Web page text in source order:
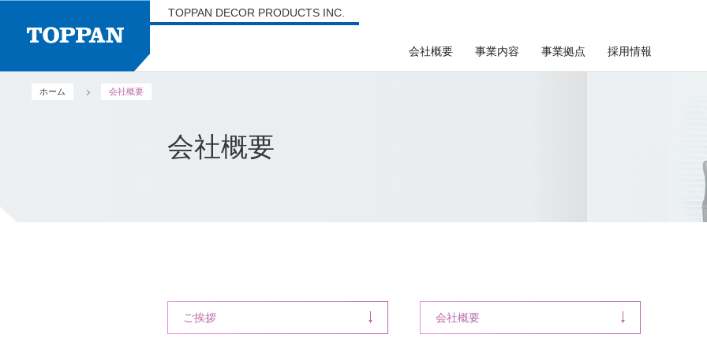
TOPPAN DECOR PRODUCTS INC.
会社概要 事業内容 事業拠点 採用情報
ホーム 会社概要
会社概要
ご挨拶 会社概要